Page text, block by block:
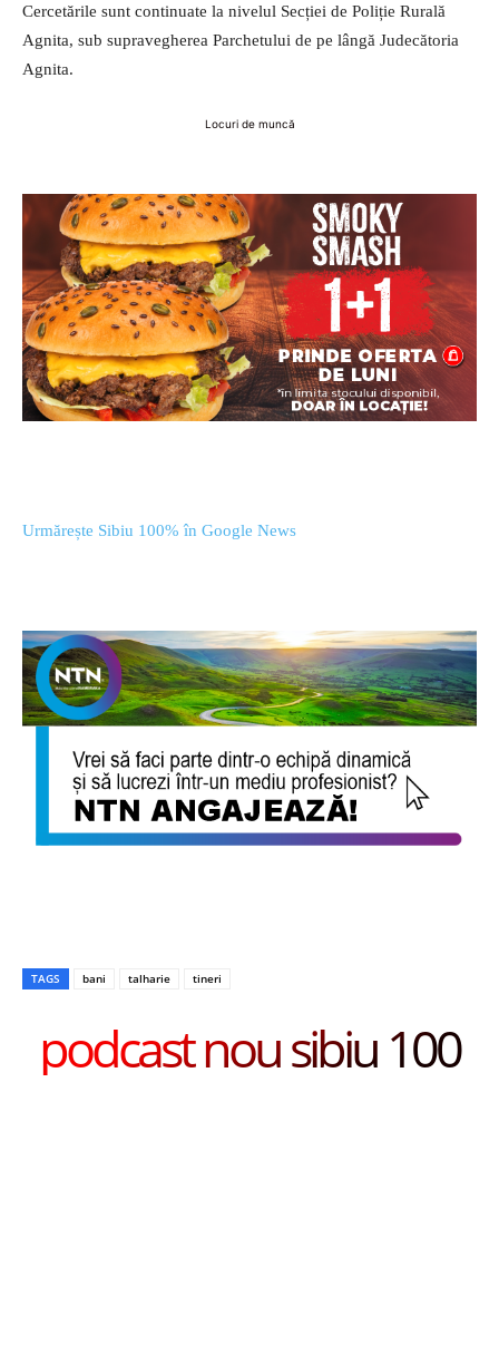
Cercetările sunt continuate la nivelul Secției de Poliție Rurală
Agnita, sub supravegherea Parchetului de pe lângă Judecătoria
Agnita.
Locuri de muncă
Urmărește Sibiu 100% în Google News
TAGS bani talharie tineri
podcast nou sibiu 100